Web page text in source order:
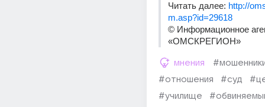
Читать далее: http://
m.asp?id=29618
© Информационное
«ОМСКРЕГИОН»
мнения
#отношения
#суд
#училище